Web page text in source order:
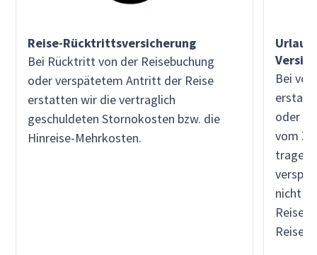
Reise-Rücktrittsversicherung
Bei Rücktritt von der Reisebuchung
oder verspätetem Antritt der Reise
erstatten wir die vertraglich
geschuldeten Stornokosten bzw. die
Hinreise-Mehrkosten.
Bei
oder
vom
tragen
nicht in